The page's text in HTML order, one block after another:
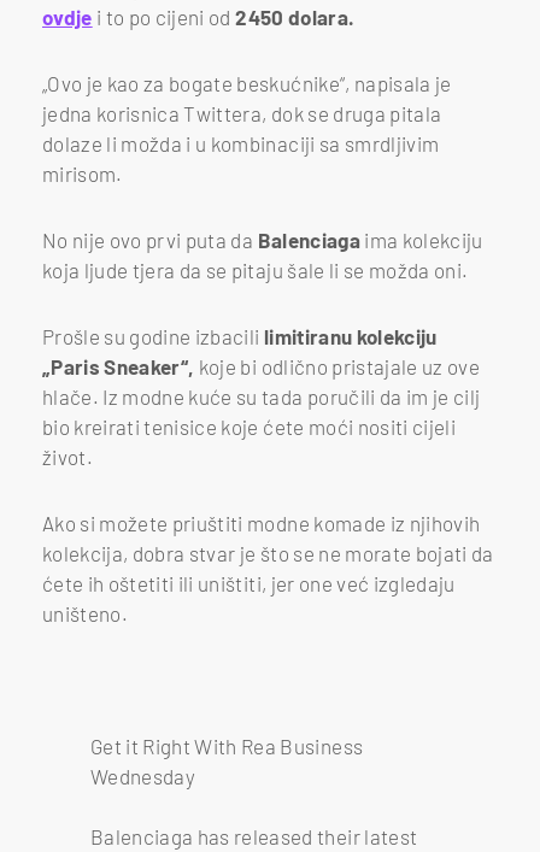
ovdje i to po cijeni od2450 dolara.
„Ovo je kao za bogate beskućnike“, napisala je
jedna korisnica Twittera, dok se druga pitala
dolaze li možda i u kombinaciji sa smrdljivim
mirisom.
No nije ovo prvi puta da Balenciagaima kolekciju
koja ljude tjera da se pitaju šale li se možda oni.
Prošle su godine izbacili limitiranu kolekciju
„Paris Sneaker“, koje bi odlično pristajale uz ove
hlače. Iz modne kuće su tada poručili da im je cilj
bio kreirati tenisice koje ćete moći nositi cijeli
život.
Ako si možete priuštiti modne komade iz njihovih
kolekcija, dobra stvar je što se ne morate bojati da
ćete ih oštetiti ili uništiti, jer one već izgledaju
uništeno.
Get it Right With Rea Business
Wednesday
Balenciaga has released their latest